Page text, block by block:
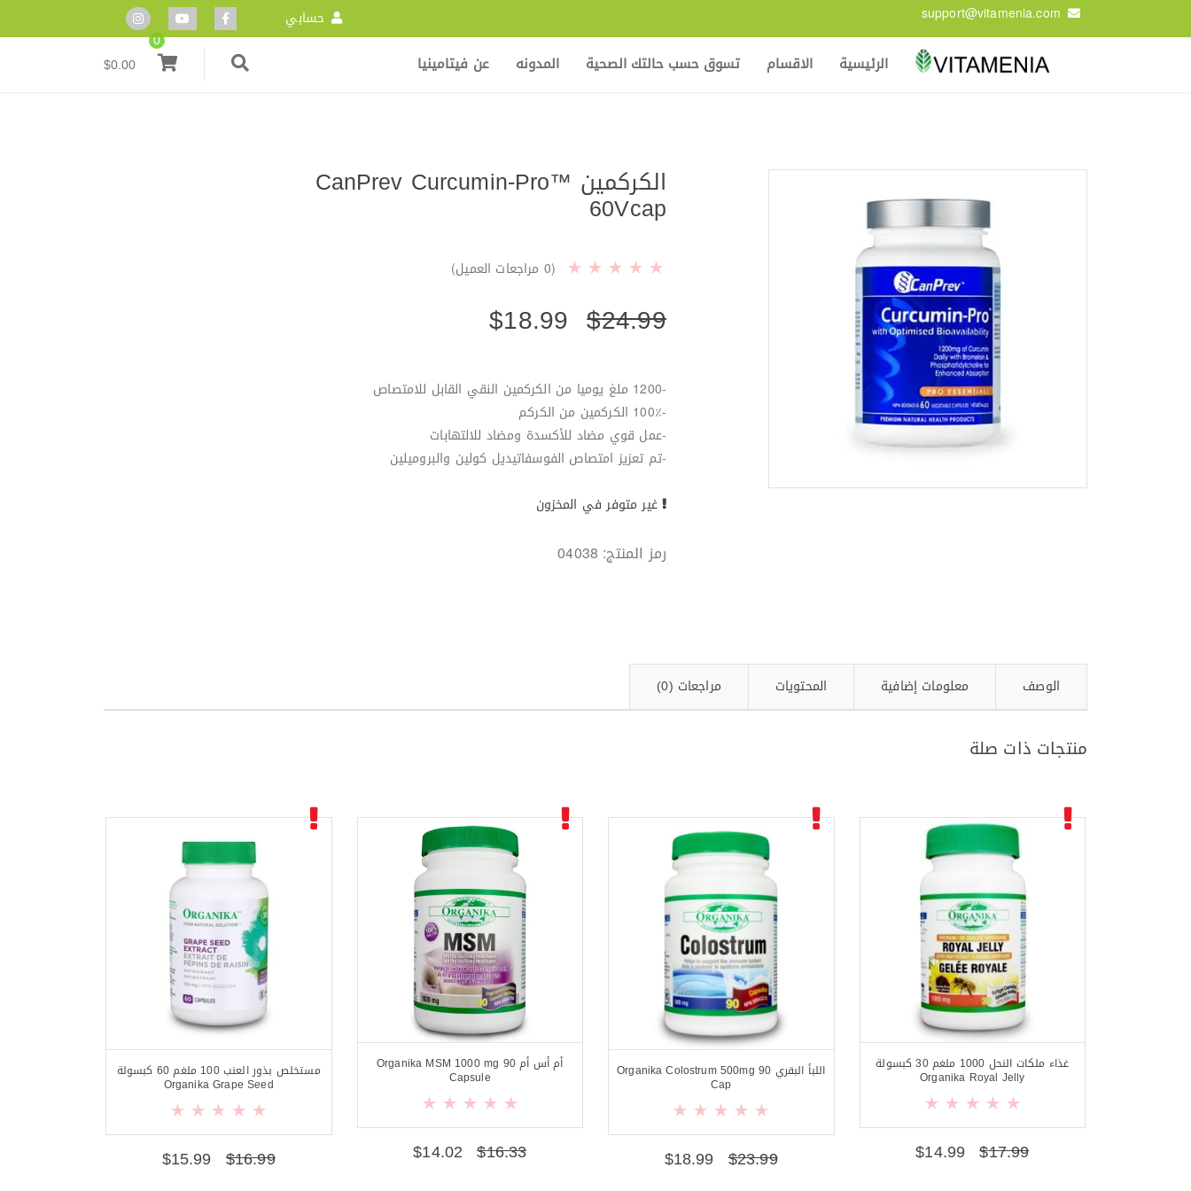
support@vitamenia.com حسابي
الرئيسية الاقسام تسوق حسب حالتك الصحية المدونه عن فيتامينيا
0
$0.00
الكركمين CanPrev Curcumin-Pro™
60Vcap
(
0 مراجعات العميل)
$24.99
$18.99
-1200 ملغ يوميا من الكركمين النقي القابل للامتصاص
-100٪ الكركمين من الكركم
-عمل قوي مضاد للأكسدة ومضاد للالتهابات
-تم تعزيز امتصاص الفوسفاتيديل كولين والبروميلين
غير متوفر في المخزون
رمز المنتج: 04038
الوصف معلومات إضافية المحتويات مراجعات (0)
منتجات ذات صلة
غذاء ملكات النحل 1000 ملغم 30 كبسولة
Organika Royal Jelly
$17.99
$14.99
اللبأ البقري Organika Colostrum 500mg 90
Cap
$23.99
$18.99
أم أس أم Organika MSM 1000 mg 90
Capsule
$16.33
$14.02
مستخلص بذور العنب 100 ملغم 60 كبسولة
Organika Grape Seed
$16.99
$15.99